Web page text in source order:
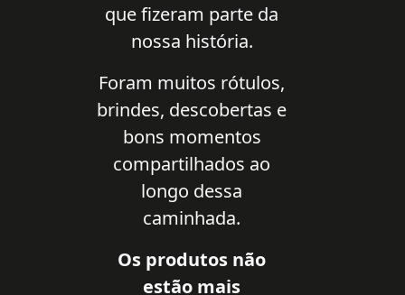
que fizeram parte da
nossa história.
Foram muitos rótulos,
brindes, descobertas e
bons momentos
compartilhados ao
longo dessa
caminhada.
Os produtos não
estão mais